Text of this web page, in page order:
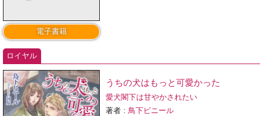
電子書籍
ロイヤル
うちの犬はもっと可愛かった
愛犬閣下は甘やかされたい
著者 : 鳥下ビニール